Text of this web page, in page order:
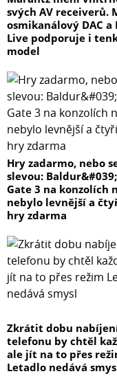
svých AV receiverů.
osmikanálový DAC a
Live podporuje i
model
Hry zadarmo, nebo
slevou:
Gate 3 na konzolích
nebylo levnější a
hry zdarma
Zkrátit dobu
telefonu by chtěl
ale jít na to přes
Letadlo nedává